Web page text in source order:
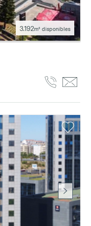
3.192m² disponibles